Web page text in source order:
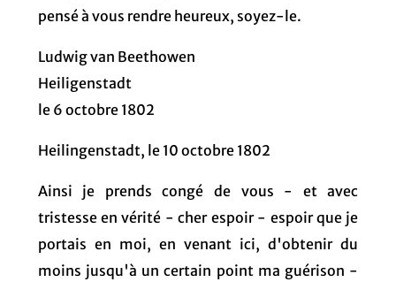
pensé à vous rendre heureux, soyez-le.
Ludwig van Beethowen
Heiligenstadt
le 6 octobre 1802
Heilingenstadt, le 10 octobre 1802
Ainsi je prends congé de vous - et avec
tristesse en vérité - cher espoir - espoir que je
portais en moi, en venant ici, d'obtenir du
moins jusqu'à un certain point ma guérison -